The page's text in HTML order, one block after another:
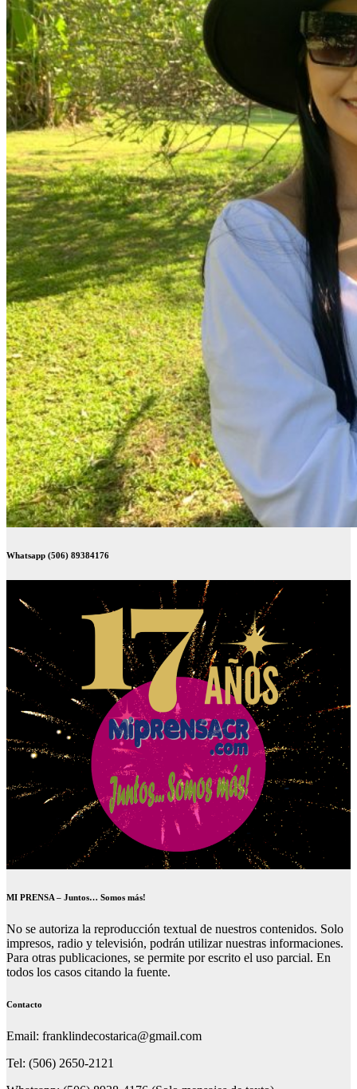
Whatsapp (506) 89384176
MI PRENSA – Juntos… Somos más!
No se autoriza la reproducción textual de nuestros contenidos. Solo
impresos, radio y televisión, podrán utilizar nuestras informaciones.
Para otras publicaciones, se permite por escrito el uso parcial. En
todos los casos citando la fuente.
Contacto
Email: franklindecostarica@gmail.com
Tel: (506) 2650-2121